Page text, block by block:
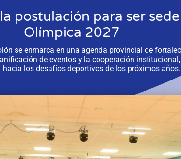
postulación para ser
Olímpica 2027
se enmarca en una agenda provincial de
de eventos y la cooperación
hacia los desafíos deportivos de los próximos años.